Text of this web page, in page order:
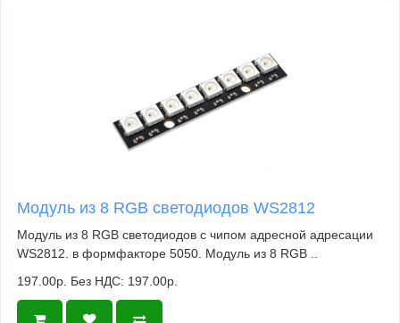
Модуль из 8 RGB светодиодов WS2812
Модуль из 8 RGB светодиодов с чипом адресной адресации
WS2812. в формфакторе 5050. Модуль из 8 RGB ..
197.00р. Без НДС: 197.00р.